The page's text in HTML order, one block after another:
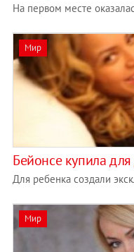
На первом месте
Мир
Бейонсе купила
Для ребенка создали
Мир